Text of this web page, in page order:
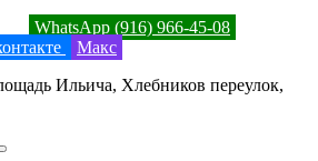
WhatsApp (916) 966-45-08
Макс
Ильича, Хлебников переулок,